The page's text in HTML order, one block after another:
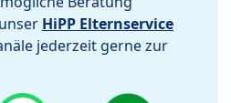
HiPP Elternservice
jederzeit gerne zur